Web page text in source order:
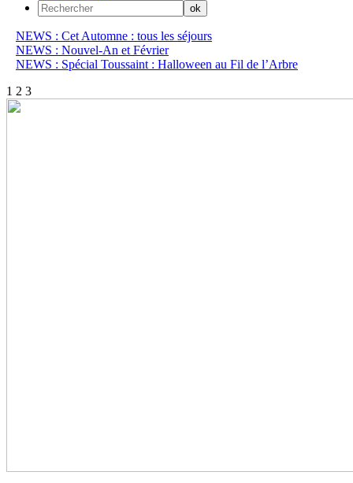
NEWS : Cet Automne : tous les séjours
NEWS : Nouvel-An et Février
NEWS : Spécial Toussaint : Halloween au Fil de l’Arbre
1 2 3